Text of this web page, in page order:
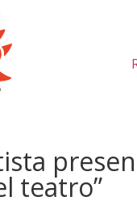
teatro”